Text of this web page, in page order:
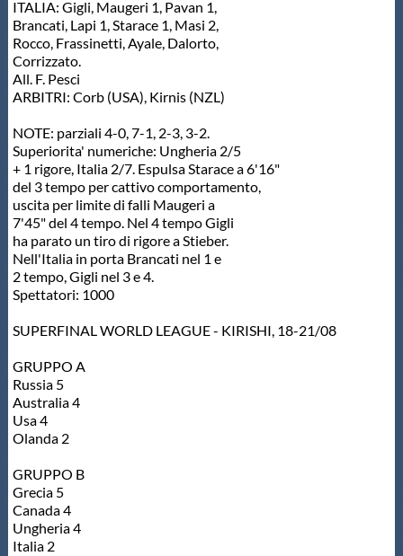
ITALIA: Gigli, Maugeri 1, Pavan 1,
Brancati, Lapi 1, Starace 1, Masi 2,
Rocco, Frassinetti, Ayale, Dalorto,
Corrizzato.
All. F. Pesci
ARBITRI: Corb (USA), Kirnis (NZL)
NOTE: parziali 4-0, 7-1, 2-3, 3-2.
Superiorita' numeriche: Ungheria 2/5
+ 1 rigore, Italia 2/7. Espulsa Starace a 6'16"
del 3 tempo per cattivo comportamento,
uscita per limite di falli Maugeri a
7'45" del 4 tempo. Nel 4 tempo Gigli
ha parato un tiro di rigore a Stieber.
Nell'Italia in porta Brancati nel 1 e
2 tempo, Gigli nel 3 e 4.
Spettatori: 1000
SUPERFINAL WORLD LEAGUE - KIRISHI, 18-21/08
GRUPPO A
Russia 5
Australia 4
Usa 4
Olanda 2
GRUPPO B
Grecia 5
Canada 4
Ungheria 4
Italia 2